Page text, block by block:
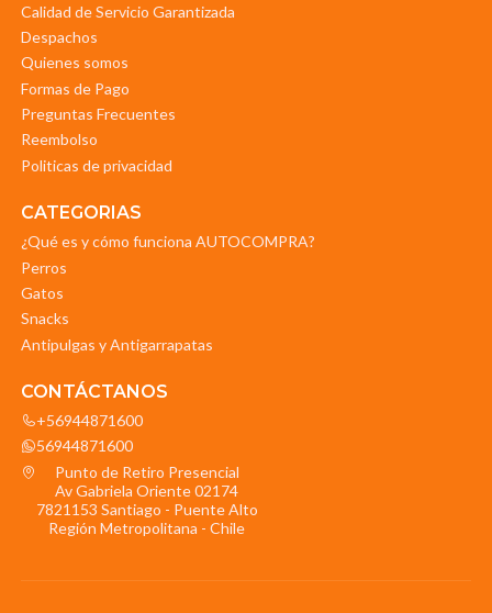
Calidad de Servicio Garantizada
Despachos
Quienes somos
Formas de Pago
Preguntas Frecuentes
Reembolso
Politicas de privacidad
CATEGORIAS
¿Qué es y cómo funciona AUTOCOMPRA?
Perros
Gatos
Snacks
Antipulgas y Antigarrapatas
CONTÁCTANOS
+56944871600
56944871600
Punto de Retiro Presencial
Av Gabriela Oriente 02174
7821153 Santiago - Puente Alto
Región Metropolitana - Chile